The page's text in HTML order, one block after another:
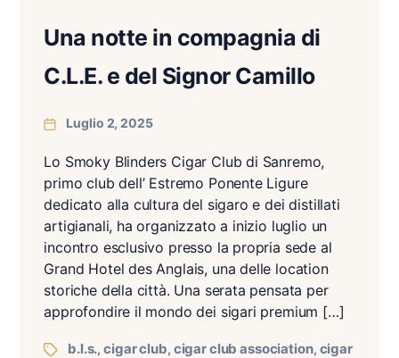
Una notte in compagnia di
C.L.E. e del Signor Camillo
Luglio 2, 2025
Lo Smoky Blinders Cigar Club di Sanremo,
primo club dell’ Estremo Ponente Ligure
dedicato alla cultura del sigaro e dei distillati
artigianali, ha organizzato a inizio luglio un
incontro esclusivo presso la propria sede al
Grand Hotel des Anglais, una delle location
storiche della città. Una serata pensata per
approfondire il mondo dei sigari premium […]
b.l.s.,cigar club, cigar club association, cigar